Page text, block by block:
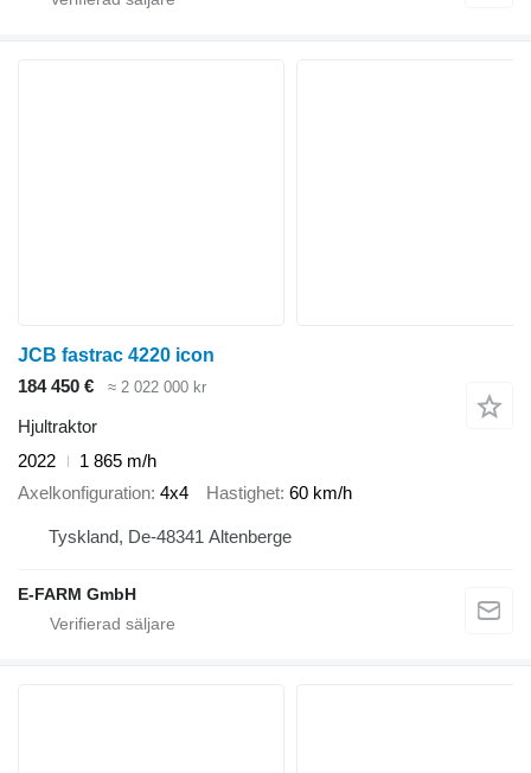
JCB fastrac 4220 icon
184 450 €
≈ 2 022 000 kr
Hjultraktor
2022
1 865 m/h
Axelkonfiguration 4x4 Hastighet 60 km/h
Tyskland, De-48341 Altenberge
E-FARM GmbH